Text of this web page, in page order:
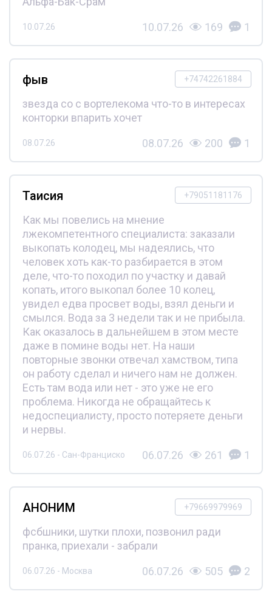
10.07.26 10.07.26 169 1
+74742261884
фыв
звезда со с вортелекома что-то в интересах
конторки впарить хочет
08.07.26 08.07.26 200 1
+79051181176
Таисия
Как мы повелись на мнение
лжекомпетентного специалиста: заказали
выкопать колодец, мы надеялись, что
человек хоть как-то разбирается в этом
деле, что-то походил по участку и давай
копать, итого выкопал более 10 колец,
увидел едва просвет воды, взял деньги и
смылся. Вода за 3 недели так и не прибыла.
Как оказалось в дальнейшем в этом месте
даже в помине воды нет. На наши
повторные звонки отвечал хамством, типа
он работу сделал и ничего нам не должен.
Есть там вода или нет - это уже не его
проблема. Никогда не обращайтесь к
недоспециалисту, просто потеряете деньги
и нервы.
06.07.26 - Сан-Франциско 06.07.26 261 1
+79669979969
АНОНИМ
фсбшники, шутки плохи, позвонил ради
пранка, приехали - забрали
06.07.26 - Москва 06.07.26 505 2